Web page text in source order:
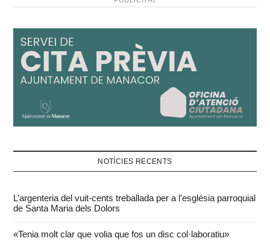
NOTÍCIES RECENTS
L’argenteria del vuit-cents treballada per a l’església parroquial
de Santa Maria dels Dolors
«Tenia molt clar que volia que fos un disc col·laboratiu»